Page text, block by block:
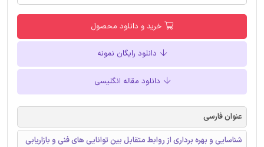
خرید و دانلود محصول
دانلود رایگان نمونه
دانلود مقاله انگلیسی
عنوان فارسی
شناسایی و بهره برداری از روابط متقابل بین توانایی های فنی و بازاریابی